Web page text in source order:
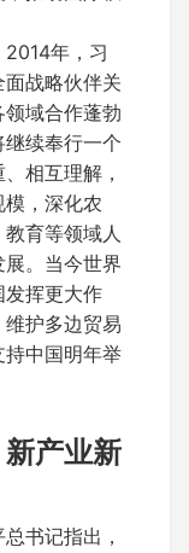
年，习
战略伙伴关
域合作蓬勃
续奉行一个
相互理解，
，深化农
育等领域人
。当今世界
发挥更大作
护多边贸易
中国明年举
新产业新
书记指出，